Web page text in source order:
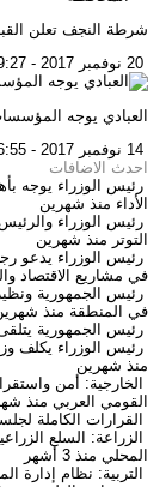
شرطة النجف تعلن القبض على 4 متهمين بالمتاجرة
العبادي يوجه
احدث الاضافات
رئيس الوزراء يوجه
الأداء منذ شهرين
رئيس الوزراء
التوتر منذ شهرين
رئيس الوزراء يدعو
في مشاريع الاقتصاد
رئيس الجمهورية
في المنطقة منذ
رئيس الجمهورية
رئيس الوزراء يكلف
منذ شهرين
الخارجية: أمن
القومي العربي منذ
القرارات الكاملة
الزراعة: السلع
المحلي منذ 3 أشهر
التربية: نظام إدارة